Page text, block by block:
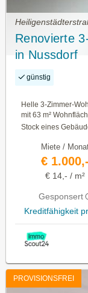
Renovierte
in Nussdorf
günstig
Helle 3-Zimmer-
mit 63 m²
Stock eines
Miete /
€ 1.000,-
€ 14,- / m²
Gesponsert
Kreditfähigkeit
PROVISIONSFREI